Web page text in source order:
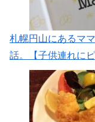
札幌円山にあるマ
話。【子供連れにピ